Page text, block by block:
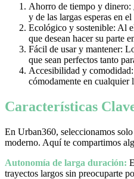
Ahorro de tiempo y dinero:
y de las largas esperas en
Ecológico y sostenible: Al
que desean hacer su parte
Fácil de usar y mantener:
que sean perfectos tanto
Accesibilidad y comodidad:
cómodamente en cualquier
Características
En Urban360, seleccionamos
moderno. Aquí te compartimos
Autonomía de larga duración:
trayectos largos sin preocuparte